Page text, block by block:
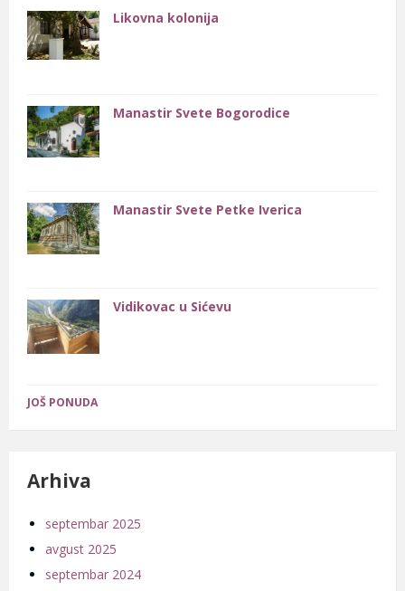
Likovna kolonija
Manastir Svete Bogorodice
Manastir Svete Petke Iverica
Vidikovac u Sićevu
JOŠ PONUDA
Arhiva
septembar 2025
avgust 2025
septembar 2024